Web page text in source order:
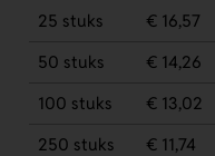
25 stuks € 16,57
50 stuks
€ 14,26
100 stuks
€ 13,02
250 stuks
€ 11,74